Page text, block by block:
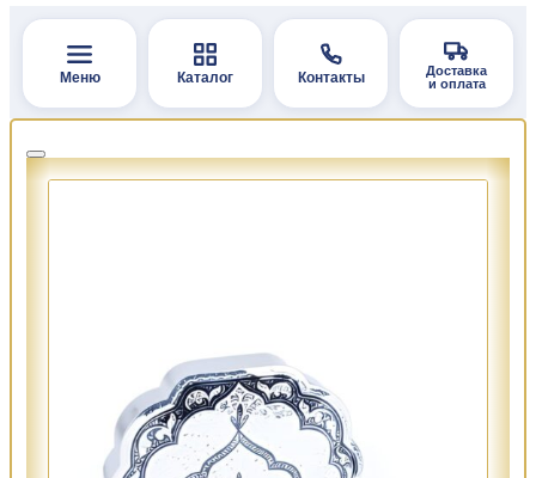
Меню Каталог Контакты
Доставка
и оплата